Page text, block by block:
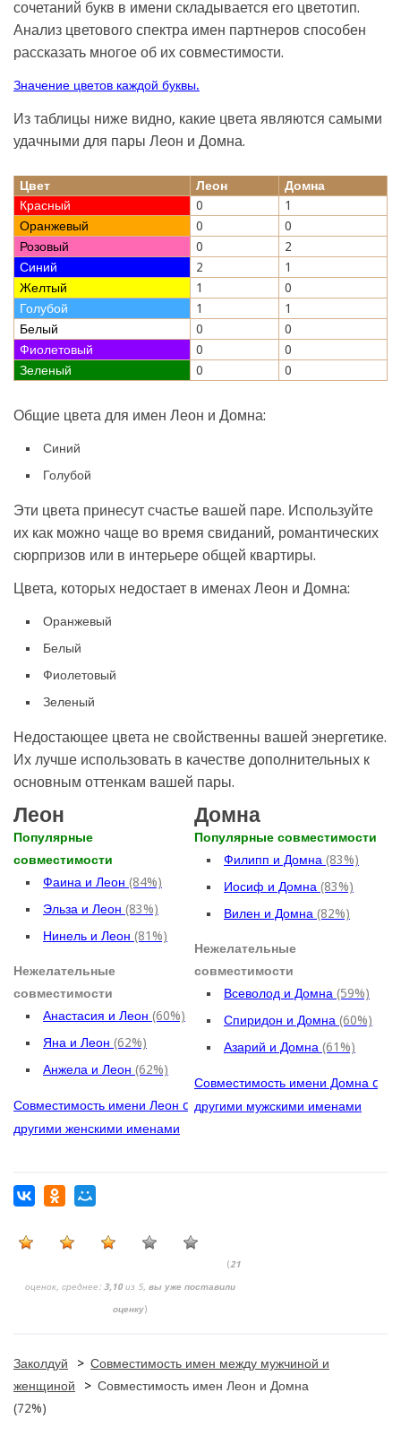
сочетаний букв в имени складывается его цветотип.
Анализ цветового спектра имен партнеров способен
рассказать многое об их совместимости.
Значение цветов каждой буквы.
Из таблицы ниже видно, какие цвета являются самыми
удачными для пары Леон и Домна.
Цвет Леон
Домна
Красный
0
1
Оранжевый
0
0
Розовый
0
2
Синий
2
1
Желтый
1
0
Голубой
1
1
Белый
0
0
Фиолетовый
0
0
Зеленый
0 0
Общие цвета для имен Леон и Домна:
Синий
Голубой
Эти цвета принесут счастье вашей паре. Используйте
их как можно чаще во время свиданий, романтических
сюрпризов или в интерьере общей квартиры.
Цвета, которых недостает в именах Леон и Домна:
Оранжевый
Белый
Фиолетовый
Зеленый
Недостающее цвета не свойственны вашей энергетике.
Их лучше использовать в качестве дополнительных к
основным оттенкам вашей пары.
Леон
Популярные
совместимости
Фаина и Леон (84%)
Эльза и Леон (83%)
Нинель и Леон (81%)
Нежелательные
совместимости
Анастасия и Леон (60%)
Яна и Леон (62%)
Анжела и Леон (62%)
Совместимость имени Леон c
другими женскими именами
Домна
Популярные совместимости
Филипп и Домна (83%)
Иосиф и Домна (83%)
Вилен и Домна (82%)
Нежелательные
совместимости
Всеволод и Домна (59%)
Спиридон и Домна (60%)
Азарий и Домна (61%)
Совместимость имени Домна c
другими мужскими именами
(21
оценок, среднее: 3,10из 5, вы уже поставили
оценку)
Заколдуй > Совместимость имен между мужчиной и
женщиной
> Совместимость имен Леон и Домна
(72%)